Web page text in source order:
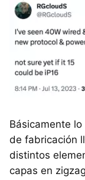
Básicamente
de fabricación
distintos
capas en